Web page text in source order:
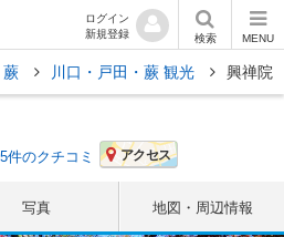
ログイン
新規登録
検索 MENU
蕨 川口・戸田・蕨 観光 興禅院
件のクチコミ アクセス
写真 地図・周辺情報